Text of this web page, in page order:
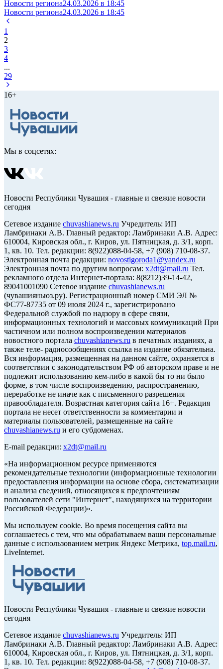
Новости региона24.03.2026 в 18:45
Новости региона24.03.2026 в 18:45
1
2
3
4
...
29
16+
Мы в соцсетях:
Новости Республики Чувашия - главные и свежие новости
сегодня
Сетевое издание chuvashianews.ru Учредитель: ИП
Ламбринаки А.В. Главный редактор: Ламбринаки А.В. Адрес:
610004, Кировская обл., г. Киров, ул. Пятницкая, д. 3/1, корп.
1, кв. 10. Тел. редакции: 8(922)088-04-58, +7 (908) 710-08-37.
Электронная почта редакции: novostigoroda1@yandex.ru
Электронная почта по другим вопросам: x2dt@mail.ru Тел.
рекламного отдела Интернет-портала: 8(8212)39-14-42,
89041001090 Сетевое издание chuvashianews.ru
(чувашияньюз.ру). Регистрационный номер СМИ ЭЛ №
ФС77-87735 от 09 июля 2024 г., зарегистрировано
Федеральной службой по надзору в сфере связи,
информационных технологий и массовых коммуникаций При
частичном или полном воспроизведении материалов
новостного портала chuvashianews.ru в печатных изданиях, а
также теле- радиосообщениях ссылка на издание обязательна.
Вся информация, размещенная на данном сайте, охраняется в
соответствии с законодательством РФ об авторском праве и не
подлежит использованию кем-либо в какой бы то ни было
форме, в том числе воспроизведению, распространению,
переработке не иначе как с письменного разрешения
правообладателя. Возрастная категория сайта 16+. Редакция
портала не несет ответственности за комментарии и
материалы пользователей, размещенные на сайте
chuvashianews.ru и его субдоменах.
E-mail редакции: x2dt@mail.ru
«На информационном ресурсе применяются
рекомендательные технологии (информационные технологии
предоставления информации на основе сбора, систематизации
и анализа сведений, относящихся к предпочтениям
пользователей сети "Интернет", находящихся на территории
Российской Федерации)».
Мы используем cookie. Во время посещения сайта вы
соглашаетесь с тем, что мы обрабатываем ваши персональные
данные с использованием метрик Яндекс Метрика, top.mail.ru,
LiveInternet.
Новости Республики Чувашия - главные и свежие новости
сегодня
Сетевое издание chuvashianews.ru Учредитель: ИП
Ламбринаки А.В. Главный редактор: Ламбринаки А.В. Адрес:
610004, Кировская обл., г. Киров, ул. Пятницкая, д. 3/1, корп.
1, кв. 10. Тел. редакции: 8(922)088-04-58, +7 (908) 710-08-37.